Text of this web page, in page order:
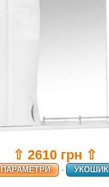
⇧ 2610 грн ⇧
ПАРАМЕТРИ - УКОШИК